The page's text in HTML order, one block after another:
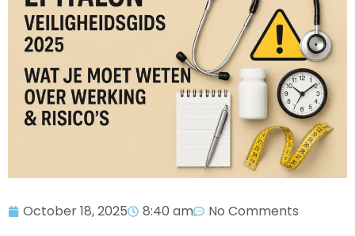
October 18, 2025 8:40 am
No Comments